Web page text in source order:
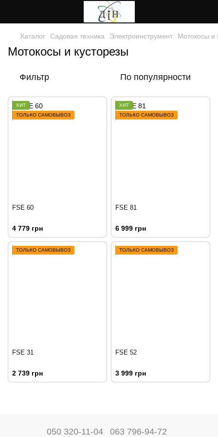
Каталог Садовая техника Электроинструмент Мотокосы и
Мотокосы и кусторезы
Фильтр По популярности
ХИТ
ТОЛЬКО САМОВЫВОЗ
FSE 60
4 779 грн
ХИТ
ТОЛЬКО САМОВЫВОЗ
FSE 81
6 999 грн
ТОЛЬКО САМОВЫВОЗ
FSE 31
2 739 грн
ТОЛЬКО САМОВЫВОЗ
FSE 52
3 999 грн
050 320-11-04 063 796-94-72